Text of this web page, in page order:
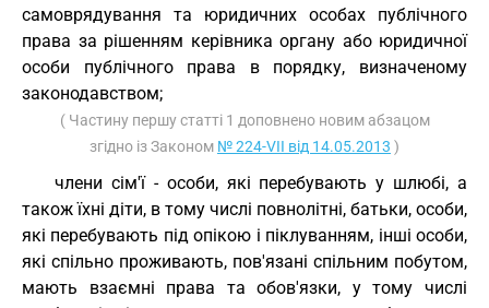
самоврядування та юридичних особах публічного
права за рішенням керівника органу або юридичної
особи публічного права в порядку, визначеному
законодавством;
( Частину першу статті 1 доповнено новим абзацом
згідно із Законом № 224-VII від 14.05.2013 )
члени сім'ї - особи, які перебувають у шлюбі, а
також їхні діти, в тому числі повнолітні, батьки, особи,
які перебувають під опікою і піклуванням, інші особи,
які спільно проживають, пов'язані спільним побутом,
мають взаємні права та обов'язки, у тому числі